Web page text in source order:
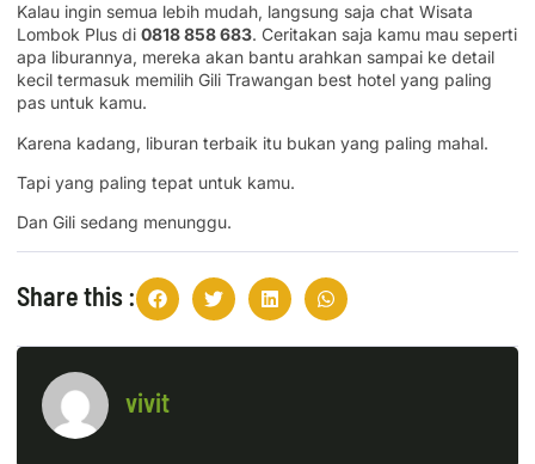
Kalau ingin semua lebih mudah, langsung saja chat Wisata
Lombok Plus di 0818 858 683. Ceritakan saja kamu mau seperti
apa liburannya, mereka akan bantu arahkan sampai ke detail
kecil termasuk memilih Gili Trawangan best hotel yang paling
pas untuk kamu.
Karena kadang, liburan terbaik itu bukan yang paling mahal.
Tapi yang paling tepat untuk kamu.
Dan Gili sedang menunggu.
Share this :
vivit